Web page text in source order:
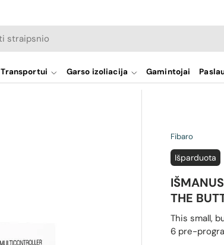
Transportui Garso izoliacija Gamintojai
Fibaro
Išparduota
THE
This small,
6 pre-